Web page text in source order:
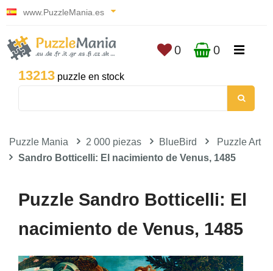
www.PuzzleMania.es
13213 puzzle en stock
0 0
Puzzle Mania 2 000 piezas BlueBird
Puzzle Art
Sandro Botticelli: El nacimiento de Venus, 1485
Puzzle Sandro Botticelli: El
nacimiento de Venus, 1485